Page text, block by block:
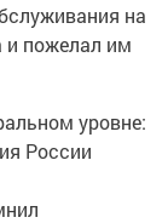
на
и пожелал им
уровне:
России